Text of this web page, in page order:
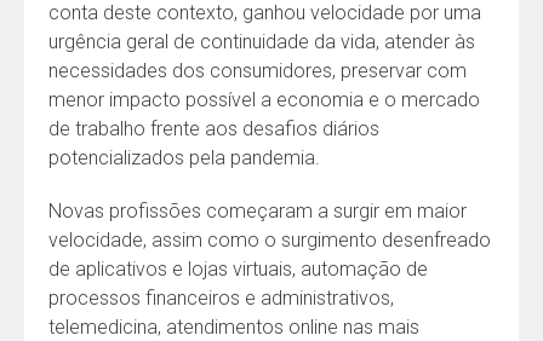
conta deste contexto, ganhou velocidade por uma
urgência geral de continuidade da vida, atender às
necessidades dos consumidores, preservar com
menor impacto possível a economia e o mercado
de trabalho frente aos desafios diários
potencializados pela pandemia.
Novas profissões começaram a surgir em maior
velocidade, assim como o surgimento desenfreado
de aplicativos e lojas virtuais, automação de
processos financeiros e administrativos,
telemedicina, atendimentos online nas mais